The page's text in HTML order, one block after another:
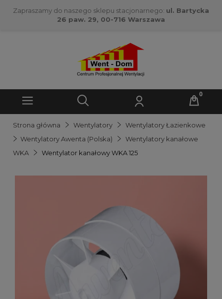
Zapraszamy do naszego sklepu stacjonarnego: ul. Bartycka
26 paw. 29, 00-716 Warszawa
Strona główna Wentylatory
Wentylatory Łazienkowe
Wentylatory Awenta (Polska)
Wentylatory kanałowe
WKA
Wentylator kanałowy WKA 125